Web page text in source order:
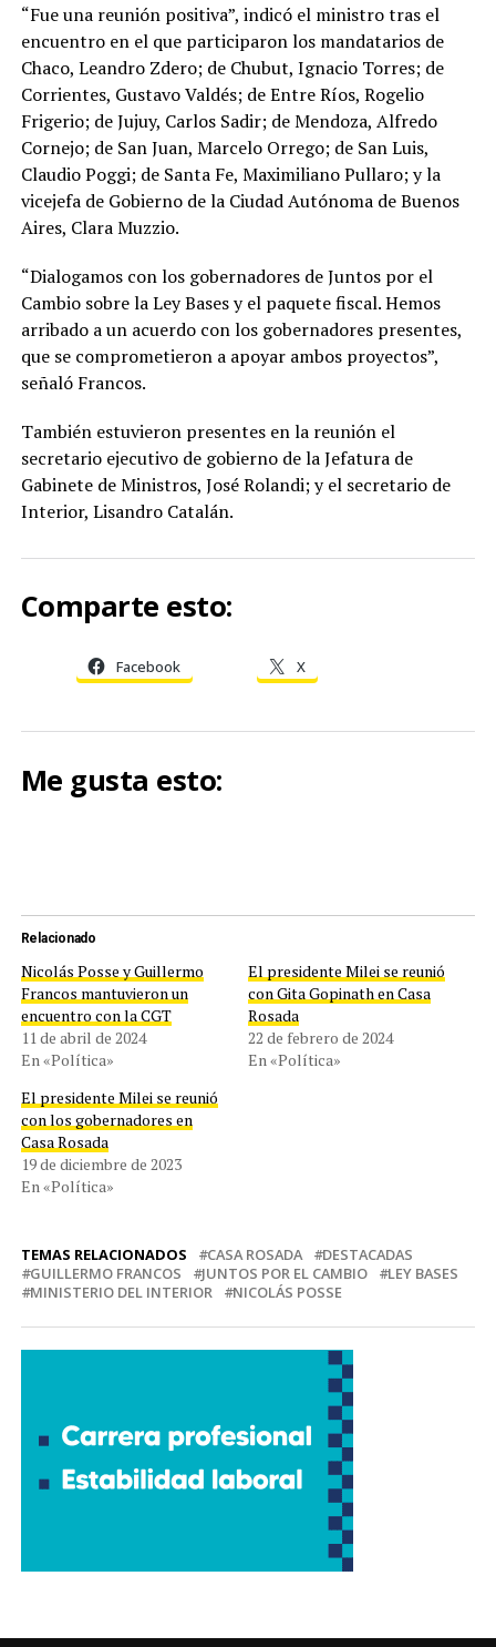
“Fue una reunión positiva”, indicó el ministro tras el
encuentro en el que participaron los mandatarios de
Chaco, Leandro Zdero; de Chubut, Ignacio Torres; de
Corrientes, Gustavo Valdés; de Entre Ríos, Rogelio
Frigerio; de Jujuy, Carlos Sadir; de Mendoza, Alfredo
Cornejo; de San Juan, Marcelo Orrego; de San Luis,
Claudio Poggi; de Santa Fe, Maximiliano Pullaro; y la
vicejefa de Gobierno de la Ciudad Autónoma de Buenos
Aires, Clara Muzzio.
“Dialogamos con los gobernadores de Juntos por el
Cambio sobre la Ley Bases y el paquete fiscal. Hemos
arribado a un acuerdo con los gobernadores presentes,
que se comprometieron a apoyar ambos proyectos”,
señaló Francos.
También estuvieron presentes en la reunión el
secretario ejecutivo de gobierno de la Jefatura de
Gabinete de Ministros, José Rolandi; y el secretario de
Interior, Lisandro Catalán.
Comparte esto:
Facebook X
Me gusta esto:
Relacionado
Nicolás Posse y Guillermo
Francos mantuvieron un
encuentro con la CGT
11 de abril de 2024
En «Política»
El presidente Milei se reunió
con Gita Gopinath en Casa
Rosada
22 de febrero de 2024
En «Política»
El presidente Milei se reunió
con los gobernadores en
Casa Rosada
19 de diciembre de 2023
En «Política»
TEMAS RELACIONADOS CASA ROSADA
DESTACADAS
GUILLERMO FRANCOS
JUNTOS POR EL CAMBIO
LEY BASES
MINISTERIO DEL INTERIOR
NICOLÁS POSSE